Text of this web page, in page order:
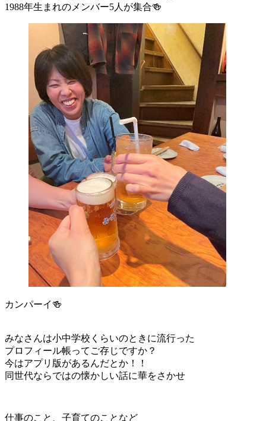
1988年生まれのメンバー5人が集合🍻
カンパーイ🍻
みなさんは小中学校くらいのときに流行った
プロフィール帳ってご存じですか？
今はアプリ版があるんだとか！！
同世代ならではの懐かしい話に華をさかせ
仕事のこと、子育てのことなど